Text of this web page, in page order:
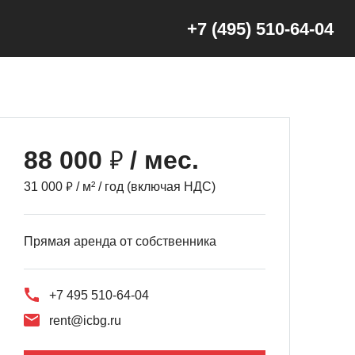
+7 (495) 510-64-04
88 000 ₽ / мес.
31 000₽ / м² / год (включая НДС)
Прямая аренда от собственника
+7 495 510-64-04
rent@icbg.ru